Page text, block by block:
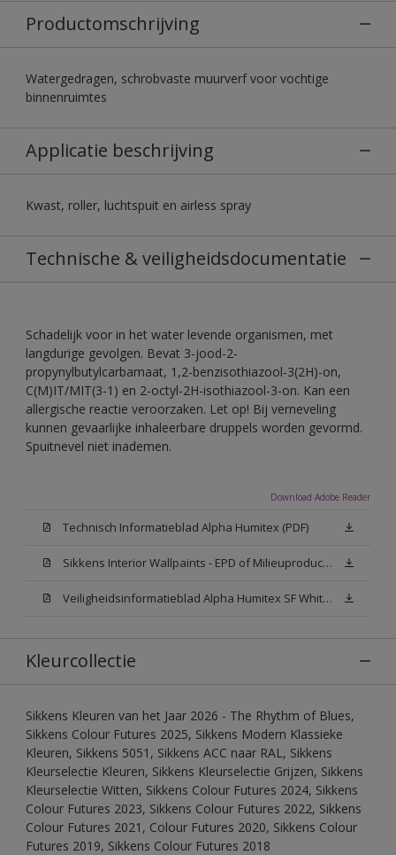
Productomschrijving
Watergedragen, schrobvaste muurverf voor vochtige
binnenruimtes
Applicatie beschrijving
Kwast, roller, luchtspuit en airless spray
Technische & veiligheidsdocumentatie
Schadelijk voor in het water levende organismen, met
langdurige gevolgen. Bevat 3-jood-2-
propynylbutylcarbamaat, 1,2-benzisothiazool-3(2H)-on,
C(M)IT/MIT(3-1) en 2-octyl-2H-isothiazool-3-on. Kan een
allergische reactie veroorzaken. Let op! Bij verneveling
kunnen gevaarlijke inhaleerbare druppels worden gevormd.
Spuitnevel niet inademen.
Download Adobe Reader
Technisch Informatieblad Alpha Humitex (PDF)
Sikkens Interior Wallpaints - EPD of Milieuproductverklaring
Veiligheidsinformatieblad Alpha Humitex SF White W05 (MSDS)
Kleurcollectie
Sikkens Kleuren van het Jaar 2026 - The Rhythm of Blues,
Sikkens Colour Futures 2025, Sikkens Modern Klassieke
Kleuren, Sikkens 5051, Sikkens ACC naar RAL, Sikkens
Kleurselectie Kleuren, Sikkens Kleurselectie Grijzen, Sikkens
Kleurselectie Witten, Sikkens Colour Futures 2024, Sikkens
Colour Futures 2023, Sikkens Colour Futures 2022, Sikkens
Colour Futures 2021, Colour Futures 2020, Sikkens Colour
Futures 2019, Sikkens Colour Futures 2018